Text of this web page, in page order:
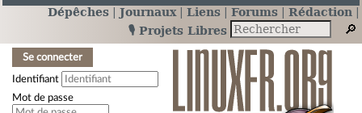
Dépêches Journaux Liens Forums
Rédaction
🎙️ Projets Libres
Se connecter
Identifiant
Mot de passe